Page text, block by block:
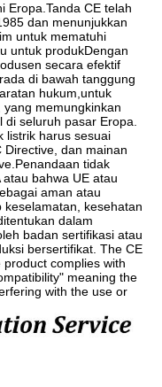
Eropa.Tanda CE telah
dan menunjukkan
untuk mematuhi
untuk produkDengan
secara efektif
di bawah tanggung
hukum,untuk
memungkinkan
seluruh pasar Eropa.
listrik harus sesuai
Directive, dan mainan
tidak
bahwa UE atau
aman atau
kesehatan
dalam
badan sertifikasi atau
bersertifikat. The CE
complies with
meaning the
with the use or